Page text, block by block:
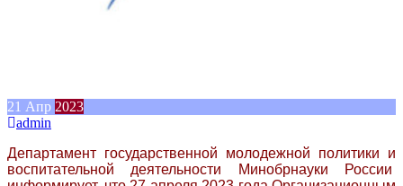
21 Апр 2023
admin
Департамент государственной молодежной политики и
воспитательной деятельности Минобрнауки России